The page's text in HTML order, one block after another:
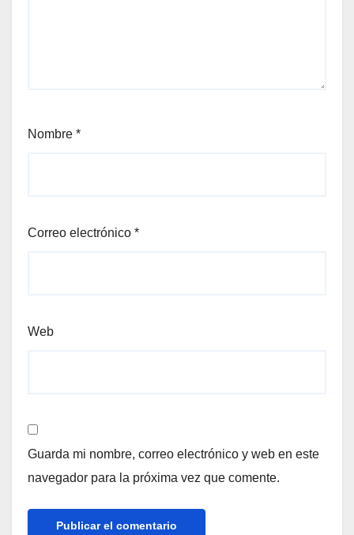
Nombre *
Correo electrónico *
Web
Guarda mi nombre, correo electrónico y web en este
navegador para la próxima vez que comente.